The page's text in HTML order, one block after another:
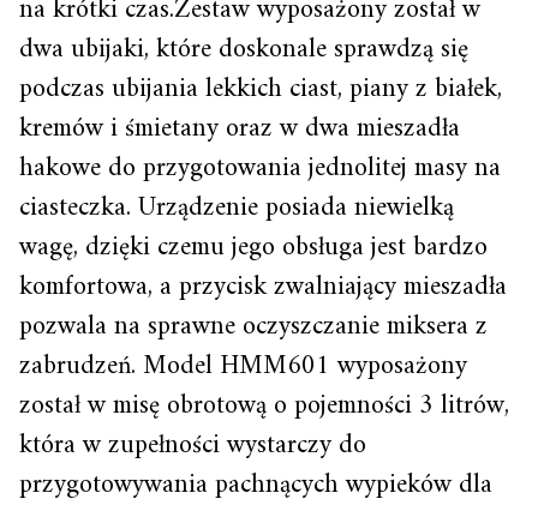
na krótki czas.Zestaw wyposażony został w
dwa ubijaki, które doskonale sprawdzą się
podczas ubijania lekkich ciast, piany z białek,
kremów i śmietany oraz w dwa mieszadła
hakowe do przygotowania jednolitej masy na
ciasteczka. Urządzenie posiada niewielką
wagę, dzięki czemu jego obsługa jest bardzo
komfortowa, a przycisk zwalniający mieszadła
pozwala na sprawne oczyszczanie miksera z
zabrudzeń. Model HMM601 wyposażony
został w misę obrotową o pojemności 3 litrów,
która w zupełności wystarczy do
przygotowywania pachnących wypieków dla